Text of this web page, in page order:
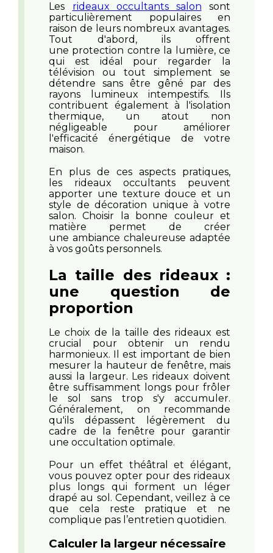
Les rideaux occultants salon
sont
particulièrement populaires en
raison de leurs nombreux avantages.
Tout d'abord, ils offrent
une protection contre la lumière, ce
qui est idéal pour regarder la
télévision ou tout simplement se
détendre sans être gêné par des
rayons lumineux intempestifs. Ils
contribuent également à l'isolation
thermique, un atout non
négligeable pour améliorer
l'efficacité énergétique de votre
maison.
En plus de ces aspects pratiques,
les rideaux occultants peuvent
apporter une texture douce et un
style de décoration unique à votre
salon. Choisir la bonne couleur et
matière permet de créer
une ambiance chaleureuse adaptée
à vos goûts personnels.
La taille des rideaux :
une question de
proportion
Le choix de la taille des rideaux est
crucial pour obtenir un rendu
harmonieux. Il est important de bien
mesurer la hauteur de fenêtre, mais
aussi la largeur. Les rideaux doivent
être suffisamment longs pour frôler
le sol sans trop s'y accumuler.
Généralement, on recommande
qu'ils dépassent légèrement du
cadre de la fenêtre pour garantir
une occultation optimale.
Pour un effet théâtral et élégant,
vous pouvez opter pour des rideaux
plus longs qui forment un léger
drapé au sol. Cependant, veillez à ce
que cela reste pratique et ne
complique pas l’entretien quotidien.
Calculer la largeur nécessaire